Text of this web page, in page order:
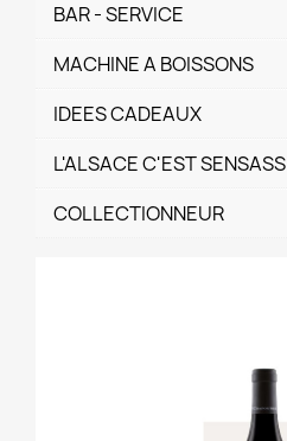
BAR - SERVICE
MACHINE A BOISSONS
IDEES CADEAUX
L'ALSACE C'EST SENSASS
COLLECTIONNEUR